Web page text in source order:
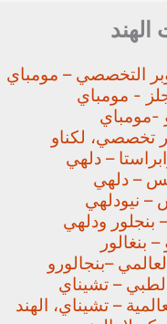
التخصصي – مومباي
- مومباي
-مومباي
تخصصي، لكناو
– دلهي
– دلهي
نيودلهي
ودلهي
بنغالور
–بنجالورو
– تشيناي
– تشيناي، الهند